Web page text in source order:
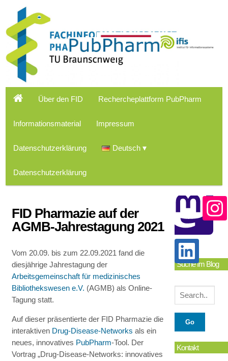
Über den FID Rechercheplattform PubPharm
Informationsmaterial Impressum
Datenschutzerklärung Deutsch
Datenschutzerklärung
FID Pharmazie auf der
AGMB-Jahrestagung 2021
Vom 20.09. bis zum 22.09.2021 fand die
diesjährige Jahrestagung der
Arbeitsgemeinschaft für medizinisches
Bibliothekswesen e.V. (AGMB) als Online-
Tagung statt.
Auf dieser präsentierte der FID Pharmazie die
interaktiven Drug-Disease-Networks als ein
neues, innovatives PubPharm-Tool. Der
Vortrag „Drug-Disease-Networks: innovatives
Suche Im Blog
Kontakt